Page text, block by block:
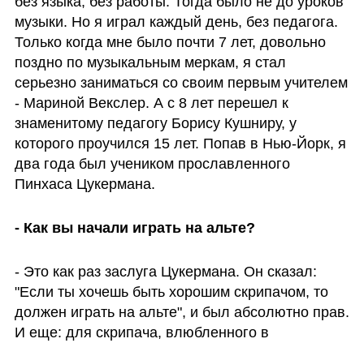
музыки. Но я играл каждый день, без педагога.
Только когда мне было почти 7 лет, довольно
поздно по музыкальным меркам, я стал
серьезно заниматься со своим первым учителем
- Мариной Векслер. А с 8 лет перешел к
знаменитому педагогу Борису Кушниру, у
которого проучился 15 лет. Попав в Нью-Йорк, я
два года был учеником прославленного
Пинхаса Цукермана.
- Как вы начали играть на альте?
- Это как раз заслуга Цукермана. Он сказал:
"Если ты хочешь быть хорошим скрипачом, то
должен играть на альте", и был абсолютно прав.
И еще: для скрипача, влюбленного в